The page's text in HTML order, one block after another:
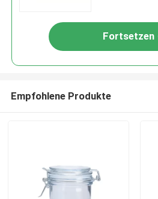
Fortsetzen
Empfohlene Produkte